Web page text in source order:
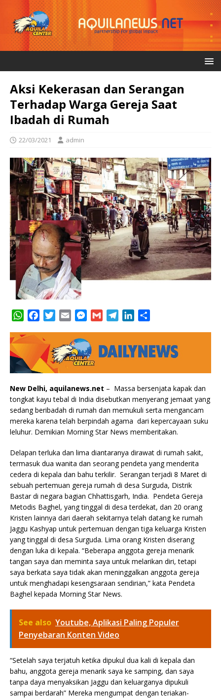
Aksi Kekerasan dan Serangan
Terhadap Warga Gereja Saat
Ibadah di Rumah
22/03/2021 admin
W
a
s
A
p
p
c
e
b
o
o
k
t
t
e
r
a
i
l
M
s
s
e
n
g
e
r
G
i
r
a
m
k
d
I
n
r
New Delhi, aquilanews.net – Massa bersenjata kapak dan
tongkat kayu tebal di India disebutkan menyerang jemaat yang
sedang beribadah di rumah dan memukuli serta mengancam
mereka karena telah berpindah agama dari kepercayaan suku
leluhur. Demikian Morning Star News memberitakan.
Delapan terluka dan lima diantaranya dirawat di rumah sakit,
termasuk dua wanita dan seorang pendeta yang menderita
cedera di kepala dan bahu terkilir. Serangan terjadi 8 Maret di
sebuah pertemuan gereja rumah di desa Surguda, Distrik
Bastar di negara bagian Chhattisgarh, India. Pendeta Gereja
Metodis Baghel, yang tinggal di desa terdekat, dan 20 orang
Kristen lainnya dari daerah sekitarnya telah datang ke rumah
Jaggu Kashyap untuk pertemuan dengan tiga keluarga Kristen
yang tinggal di desa Surguda. Lima orang Kristen diserang
dengan luka di kepala. “Beberapa anggota gereja menarik
tangan saya dan meminta saya untuk melarikan diri, tetapi
saya berkata saya tidak akan meninggalkan anggota gereja
untuk menghadapi kesengsaraan sendirian,” kata Pendeta
Baghel kepada Morning Star News.
See also Youtube, Aplikasi Paling Populer
Penyebaran Konten Video
“Setelah saya terjatuh ketika dipukul dua kali di kepala dan
bahu, anggota gereja menarik saya ke samping, dan saya
tanpa daya menyaksikan Jaggu dan keluarganya dipukuli
sampai berdarah” Mereka mengumpat dengan teriakan-